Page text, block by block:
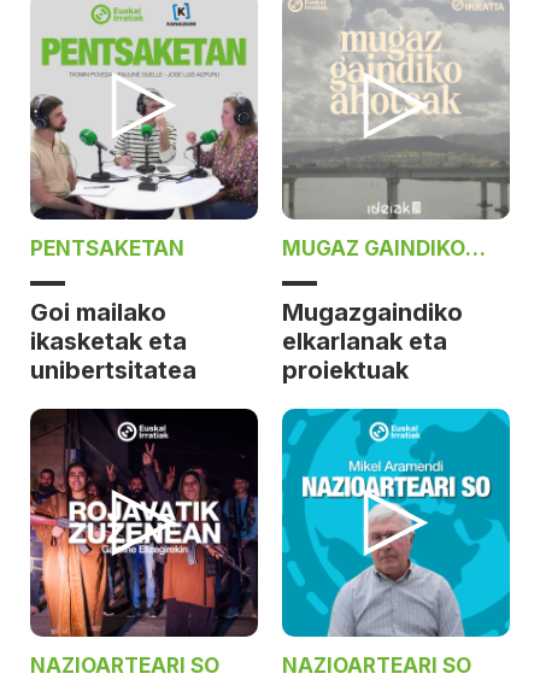
PENTSAKETAN
Goi mailako
ikasketak eta
unibertsitatea
MUGAZ GAINDIKO
AHOTSAK
Mugazgaindiko
elkarlanak eta
proiektuak
NAZIOARTEARI SO NAZIOARTEARI SO